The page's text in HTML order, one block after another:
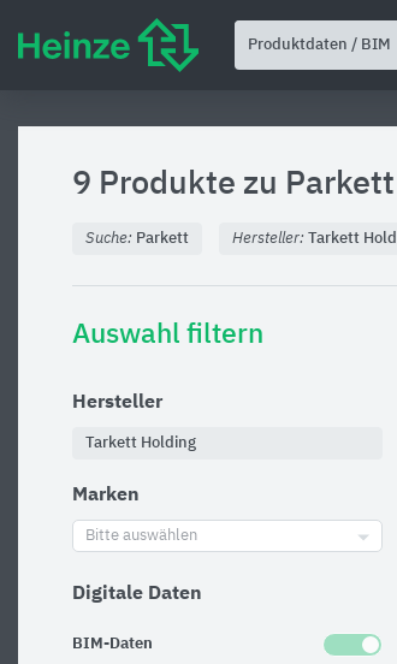
Produktdaten / BIM
9 Produkte zu Parkett
Suche: Parkett Hersteller: Tarkett
Auswahl filtern
Hersteller
Tarkett Holding
Marken
Bitte auswählen
Digitale Daten
BIM-Daten